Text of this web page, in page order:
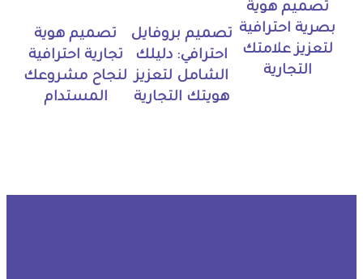
تصميم هوية
بصرية احترافية
لتعزيز علامتك
التجارية
تصميم بروفايل
احترافي: دليلك
الشامل لتعزيز
هويتك التجارية
تصميم هوية
تجارية احترافية
لنجاح مشروعك
المستدام